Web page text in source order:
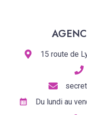
15 route de
Du lundi au